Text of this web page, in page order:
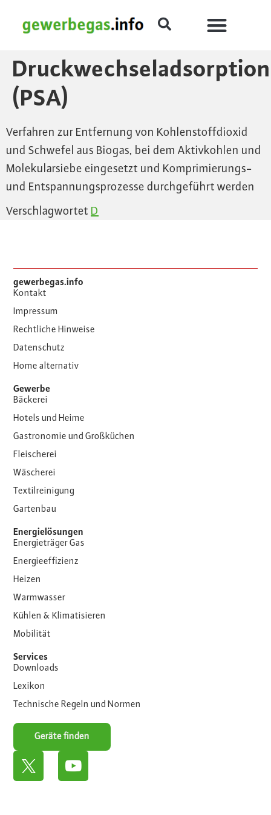
Druckwechseladsorption
(PSA)
Verfahren zur Entfernung von Kohlenstoffdioxid
und Schwefel aus Biogas, bei dem Aktivkohlen und
Molekularsiebe eingesetzt und Komprimierungs-
und Entspannungsprozesse durchgeführt werden
Verschlagwortet D
gewerbegas.info
Kontakt
Impressum
Rechtliche Hinweise
Datenschutz
Home alternativ
Gewerbe
Bäckerei
Hotels und Heime
Gastronomie und Großküchen
Fleischerei
Wäscherei
Textilreinigung
Gartenbau
Energielösungen
Energieträger Gas
Energieeffizienz
Heizen
Warmwasser
Kühlen & Klimatisieren
Mobilität
Services
Downloads
Lexikon
Technische Regeln und Normen
Geräte finden